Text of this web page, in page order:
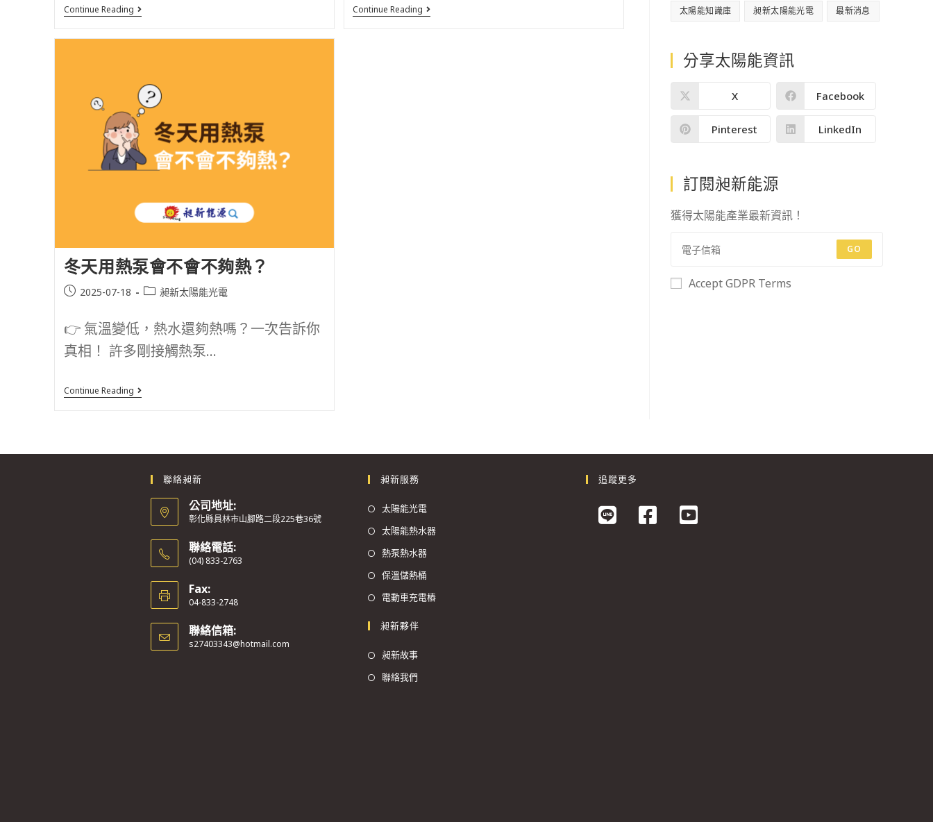
Continue Reading Continue Reading
冬天用熱泵會不會不夠熱？
2025-07-18 昶新太陽能光電
👉 氣溫變低，熱水還夠熱嗎？一次告訴你
真相！ 許多剛接觸熱泵...
Continue Reading
太陽能知識庫 昶新太陽能光電 最新消息
分享太陽能資訊
X Facebook
Pinterest LinkedIn
訂閱昶新能源
獲得太陽能產業最新資訊！
GO
Accept GDPR Terms
聯絡昶新
公司地址:
彰化縣員林市山腳路二段225巷36號
聯絡電話:
(04) 833-2763
Fax:
04-833-2748
聯絡信箱:
s27403343@hotmail.com
昶新服務
太陽能光電
太陽能熱水器
熱泵熱水器
保溫儲熱桶
電動車充電樁
昶新夥伴
昶新故事
聯絡我們
追蹤更多